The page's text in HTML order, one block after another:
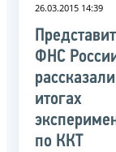
26.03.2015 14:39
ФНС
итогах
по ККТ